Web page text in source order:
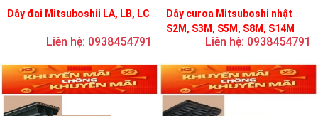
Dây đai Mitsuboshii LA, LB, LC
Liên hệ: 0938454791
Dây curoa Mitsuboshi nhật
S2M, S3M, S5M, S8M, S14M
Liên hệ: 0938454791